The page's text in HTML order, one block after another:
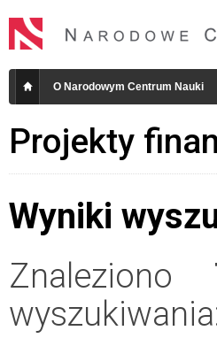
O Narodowym Centrum Nauki
Projekty
Wyniki
Znaleziono